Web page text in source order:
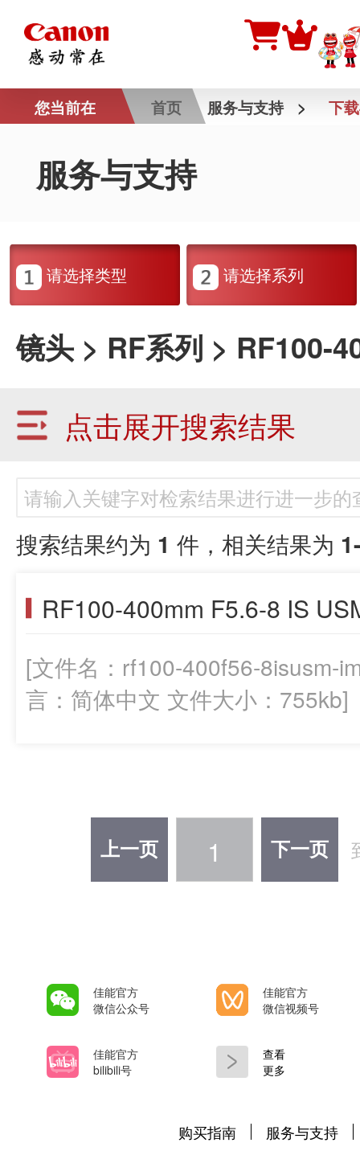
您当前在 首页 服务与支持 > 下
服务与支持
请选择类型 请选择系列
镜头 > RF系列 > RF100-
点击展开搜索结果
搜索结果约为 1 件，相关结果为
RF100-400mm F5.6-8 IS
[文件名：rf100-400f56-8isusm-
言：简体中文 文件大小：755kb]
上一页 1 下一页
佳能官方
微信公众号
佳能官方
微信视频号
佳能官方
bilibili号
查看
更多
购买指南 服务与支持